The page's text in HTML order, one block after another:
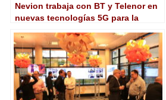
Nevion trabaja con BT y Telenor en
nuevas tecnologías 5G para la